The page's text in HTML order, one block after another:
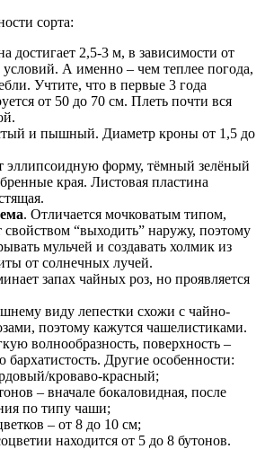
сорта:
достигает 2,5-3 м, в зависимости от
А именно – чем теплее погода,
Учтите, что в первые 3 года
от 50 до 70 см. Плеть почти вся
и пышный. Диаметр кроны от 1,5 до
форму, тёмный зелёный
края. Листовая пластина
. Отличается мочковатым типом,
свойством “выходить” наружу, поэтому
мульчей и создавать холмик из
от солнечных лучей.
запах чайных роз, но проявляется
виду лепестки схожи с чайно-
поэтому кажутся чашелистиками.
волнообразность, поверхность –
бархатистость. Другие особенности:
кроваво-красный;
– вначале бокаловидная, после
по типу чаши;
– от 8 до 10 см;
находится от 5 до 8 бутонов.